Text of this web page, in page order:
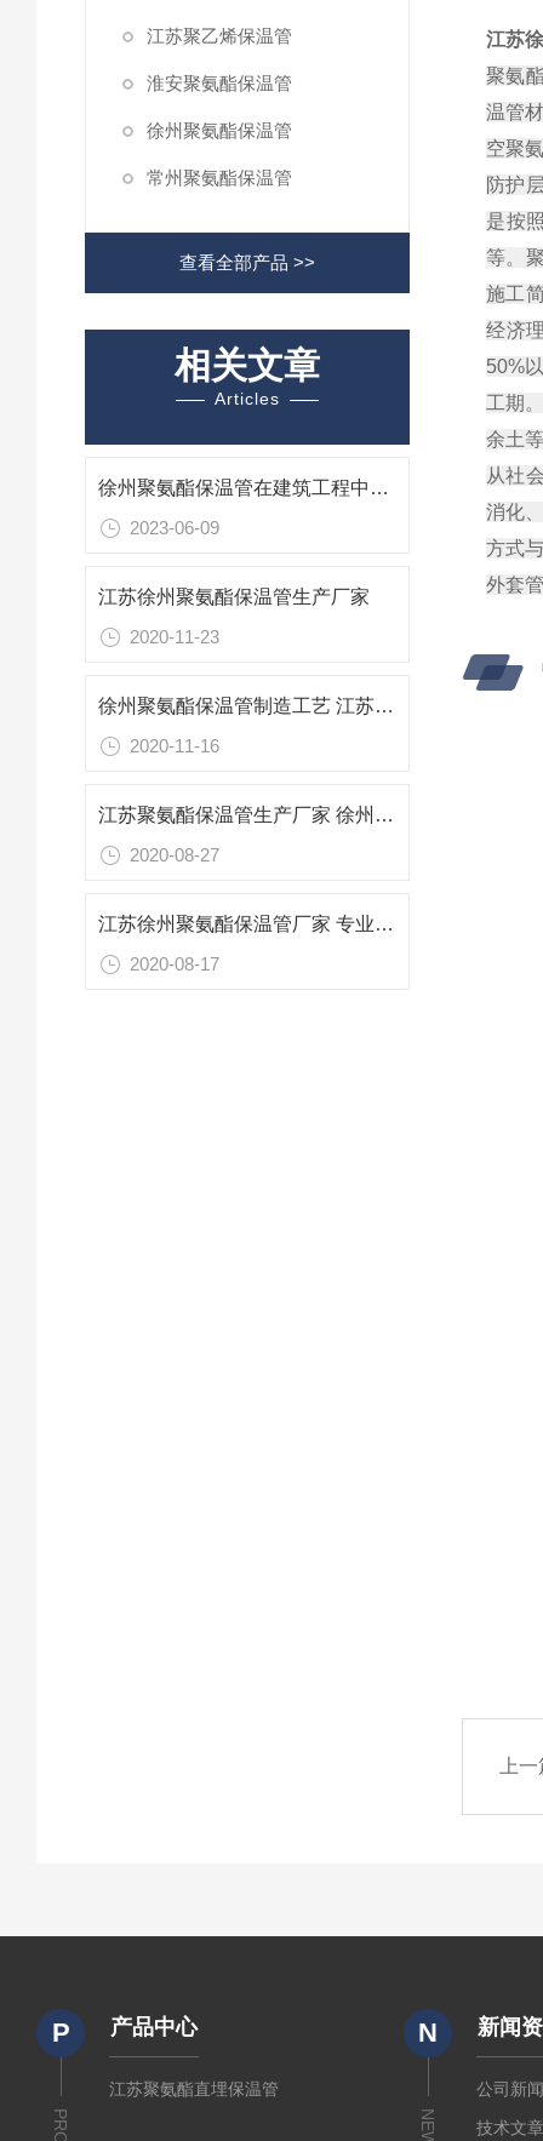
江苏聚乙烯保温管
淮安聚氨酯保温管
徐州聚氨酯保温管
常州聚氨酯保温管
查看全部产品 >>
相关文章
Articles
徐州聚氨酯保温管在建筑工程中的应用及优势
2023-06-09
江苏徐州聚氨酯保温管生产厂家
2020-11-23
徐州聚氨酯保温管制造工艺 江苏保温管生产厂家
2020-11-16
江苏聚氨酯保温管生产厂家 徐州专业防腐保温材料
2020-08-27
江苏徐州聚氨酯保温管厂家 专业防腐保温材料
2020-08-17
江苏
聚氨
温管
空聚
防护
是按
等。
施工
经济
50%
工期
余土
从社
消化
方式
外套
上
P 产品中心
江苏聚氨酯直埋保温管
N 新闻
公司新
技术文